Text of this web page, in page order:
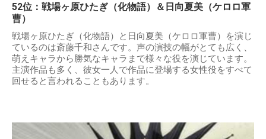
52位：戦場ヶ原ひたぎ（化物語）＆日向夏美（ケロロ軍
曹）
戦場ヶ原ひたぎ（化物語）と日向夏美（ケロロ軍曹）を演じ
ているのは斎藤千和さんです。声の演技の幅がとても広く、
萌えキャラから勝気なキャラまで様々な役を演じています。
主演作品も多く、彼女一人で作品に登場する女性役をすべて
回せると言われることもあります。